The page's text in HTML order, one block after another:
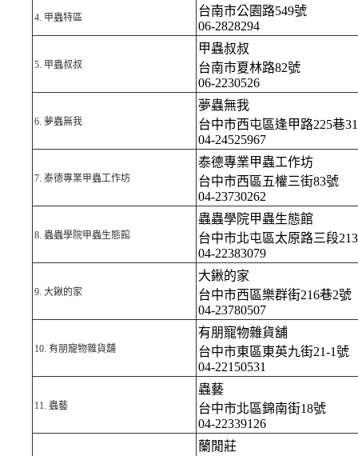
4. 甲蟲特區
台南市公園路549號
06-2828294
5. 甲蟲叔叔
甲蟲叔叔
台南市夏林路82號
06-2230526
6. 夢蟲無我
夢蟲無我
台中市西屯區逢甲路225巷
04-24525967
7. 泰德專業甲蟲工作坊
泰德專業甲蟲工作坊
台中市西區五權三街83號
04-23730262
8. 蟲蟲學院甲蟲生態館
蟲蟲學院甲蟲生態館
台中市北屯區太原路三段
04-22383079
9. 大鍬的家
大鍬的家
台中市西區樂群街216巷2號
04-23780507
10. 有朋寵物雜貨舖
有朋寵物雜貨舖
台中市東區東英九街21-1號
04-22150531
11. 蟲藝
蟲藝
台中市北區錦南街18號
04-22339126
蘭閒莊